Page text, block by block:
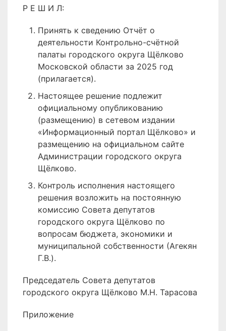
Р Е Ш И Л:
Принять к сведению Отчёт о
деятельности Контрольно-счётной
палаты городского округа Щёлково
Московской области за 2025 год
(прилагается).
Настоящее решение подлежит
официальному опубликованию
(размещению) в сетевом издании
«Информационный портал Щёлково» и
размещению на официальном сайте
Администрации городского округа
Щёлково.
Контроль исполнения настоящего
решения возложить на постоянную
комиссию Совета депутатов
городского округа Щёлково по
вопросам бюджета, экономики и
муниципальной собственности (Агекян
Г.В.).
Председатель Совета депутатов
городского округа Щёлково М.Н. Тарасова
Приложение